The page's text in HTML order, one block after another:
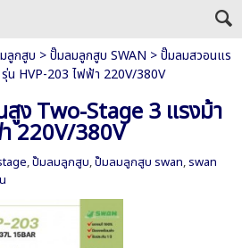
ลูกสูบ >ปั๊มลมลูกสูบ SWAN >ปั๊มลมสวอนแร
HVP-203 ไฟฟ้า 220V/380V
ง Two-Stage 3 แรงม้า
220V/380V
,ปั๊มลมลูกสูบ,ปั๊มลมลูกสูบ swan,swan